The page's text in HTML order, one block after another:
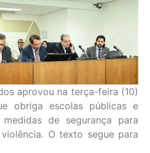
aprovou na terça-feira (10)
obriga escolas públicas e
de segurança para
O texto segue para